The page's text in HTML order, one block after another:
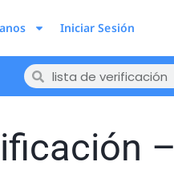
Iniciar Sesión
–